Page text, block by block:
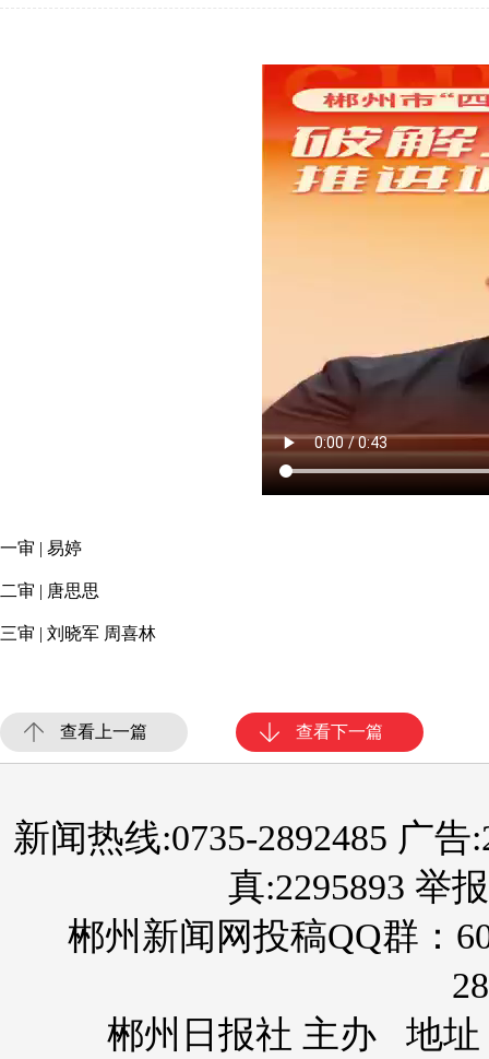
一审 | 易婷
二审 | 唐思思
三审 | 刘晓军 周喜林
查看上一篇 查看下一篇
新闻热线:0735-2892485 广告
真:2295893 举
郴州新闻网投稿QQ群：
郴州日报社 主办 地址